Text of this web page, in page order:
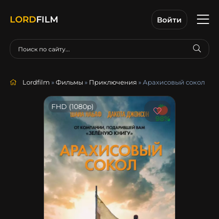
LORDFILM Войти
Lordfilm »Фильмы » Приключения » Арахисовый сокол
FHD (1080p)